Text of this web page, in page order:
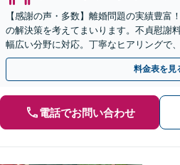
【感謝の声・多数】離婚問題の実績豊富
の解決策を考えてまいります。不貞慰謝
幅広い分野に対応。丁寧なヒアリングで
料金表を見
電話でお問い合わせ